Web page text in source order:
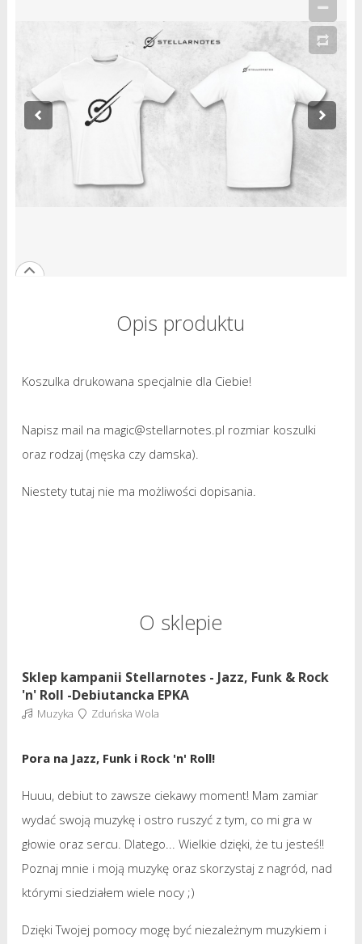
Opis produktu
Koszulka drukowana specjalnie dla Ciebie!
Napisz mail na magic@stellarnotes.pl rozmiar koszulki
oraz rodzaj (męska czy damska).
Niestety tutaj nie ma możliwości dopisania.
O sklepie
Sklep kampanii Stellarnotes - Jazz, Funk & Rock
'n' Roll -Debiutancka EPKA
Muzyka Zduńska Wola
Pora na Jazz, Funk i Rock 'n' Roll!
Huuu, debiut to zawsze ciekawy moment! Mam zamiar
wydać swoją muzykę i ostro ruszyć z tym, co mi gra w
głowie oraz sercu. Dlatego... Wielkie dzięki, że tu jesteś!!
Poznaj mnie i moją muzykę oraz skorzystaj z nagród, nad
którymi siedziałem wiele nocy ;)
Dzięki Twojej pomocy mogę być niezależnym muzykiem i